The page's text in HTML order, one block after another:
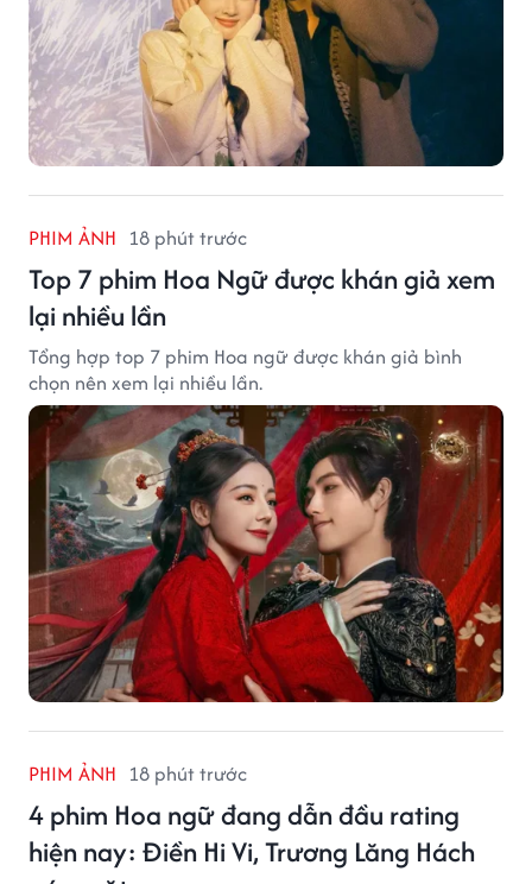
PHIM ẢNH 18 phút trước
Top 7 phim Hoa Ngữ được khán giả xem
lại nhiều lần
Tổng hợp top 7 phim Hoa ngữ được khán giả bình
chọn nên xem lại nhiều lần.
PHIM ẢNH 18 phút trước
4 phim Hoa ngữ đang dẫn đầu rating
hiện nay: Điền Hi Vi, Trương Lăng Hách